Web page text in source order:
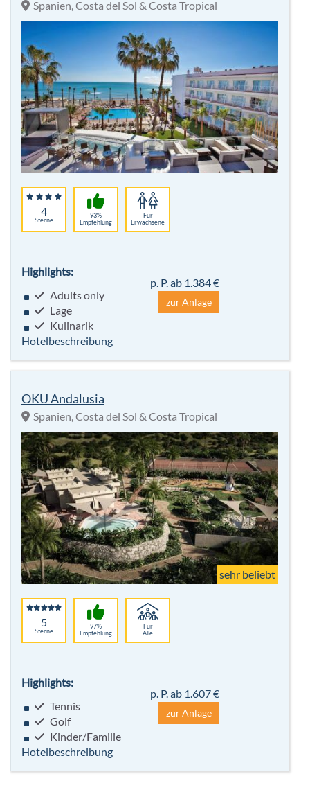
Spanien, Costa del Sol & Costa Tropical
4
Sterne
93%
Empfehlung
Für
Erwachsene
Highlights:
Adults only
Lage
Kulinarik
Hotelbeschreibung
p. P. ab 1.384 €
zur Anlage
OKU Andalusia
Spanien, Costa del Sol & Costa Tropical
sehr beliebt
5
Sterne
97%
Empfehlung
Für
Alle
Highlights:
Tennis
Golf
Kinder/Familie
Hotelbeschreibung
p. P. ab 1.607 €
zur Anlage